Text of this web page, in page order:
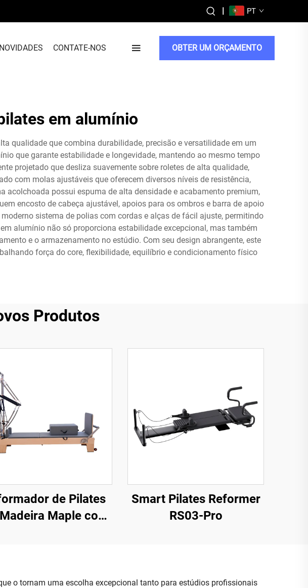
| PT
NOVIDADES CONTATE-NOS OBTER UM ORÇAMENTO
em alumínio
qualidade que combina durabilidade, precisão e versatilidade em um
que garante estabilidade e longevidade, mantendo ao mesmo tempo
projetado que desliza suavemente sobre roletes de alta qualidade,
com molas ajustáveis que oferecem diversos níveis de resistência,
possui espuma de alta densidade e acabamento premium,
encosto de cabeça ajustável, apoios para os ombros e barra de apoio
sistema de polias com cordas e alças de fácil ajuste, permitindo
alumínio não só proporciona estabilidade excepcional, mas também
e o armazenamento no estúdio. Com seu design abrangente, este
força do core, flexibilidade, equilíbrio e condicionamento físico
Produtos
de Pilates
Maple com
Smart Pilates Reformer
RS03-Pro
o tornam uma escolha excepcional tanto para estúdios profissionais